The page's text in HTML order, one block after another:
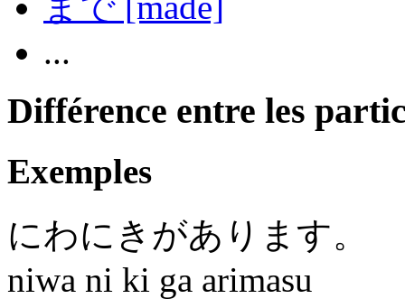
...
Différence entre les
Exemples
にわにき があります。
niwa ni ki ga arimasu